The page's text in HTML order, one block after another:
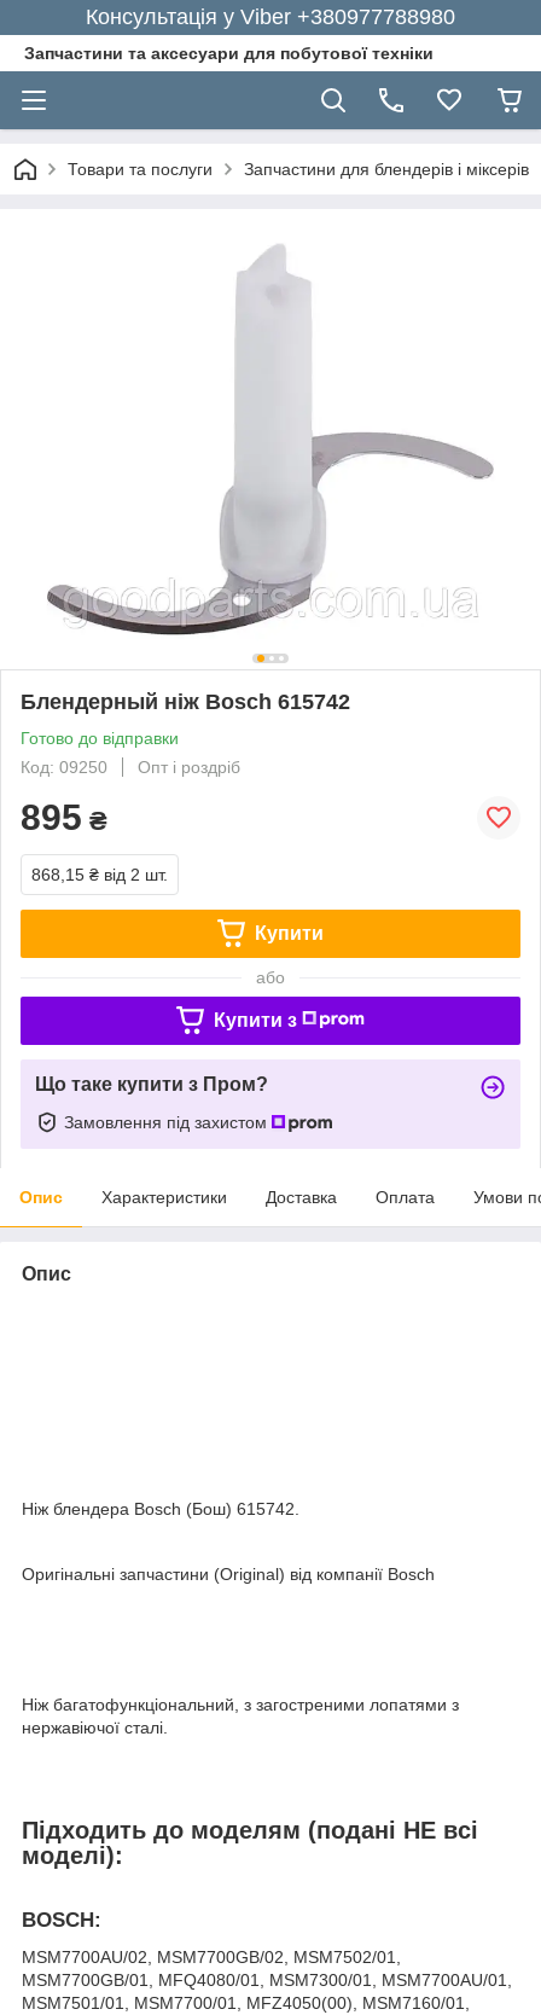
Консультація у Viber +380977788980
Запчастини та аксесуари для побутової техніки
Товари та послуги Запчастини для блендерів і міксерів
Блендерный ніж Bosch 615742
Готово до відправки
Код: 09250
Опт і роздріб
895 ₴
868,15 ₴ від 2 шт.
Купити
або
Купити з
Що таке купити з Пром?
Замовлення під захистом
Опис Характеристики Доставка Оплата Умови
Опис
Ніж блендера Bosch (Бош) 615742.
Оригінальні запчастини (Original) від компанії Bosch
Ніж багатофункціональний, з загостреними лопатями з
нержавіючої сталі.
Підходить до моделям (подані НЕ всі
моделі):
BOSCH:
MSM7700AU/02, MSM7700GB/02, MSM7502/01,
MSM7700GB/01, MFQ4080/01, MSM7300/01, MSM7700AU/01,
MSM7501/01, MSM7700/01, MFZ4050(00), MSM7160/01,